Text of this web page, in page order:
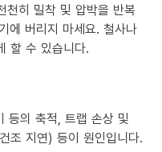
천히 밀착 및 압박을 반복
에 버리지 마세요. 철사나
할 수 있습니다.
등의 축적, 트랩 손상 및
조 지연) 등이 원인입니다.